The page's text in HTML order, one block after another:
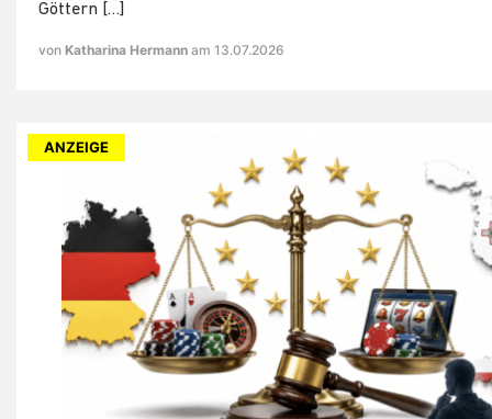
Göttern […]
von Katharina Hermann am 13.07.2026
ANZEIGE